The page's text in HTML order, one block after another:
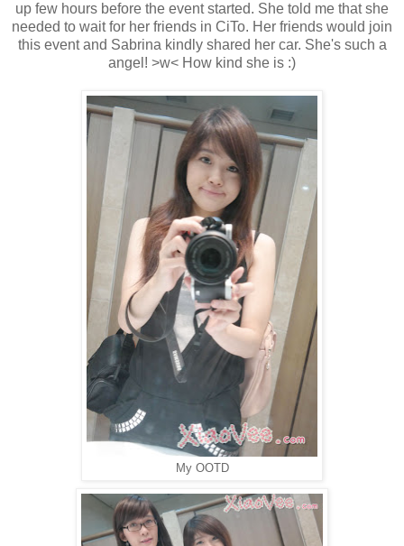
up few hours before the event started. She told me that she
needed to wait for her friends in CiTo. Her friends would join
this event and Sabrina kindly shared her car. She's such a
angel! >w< How kind she is :)
My OOTD